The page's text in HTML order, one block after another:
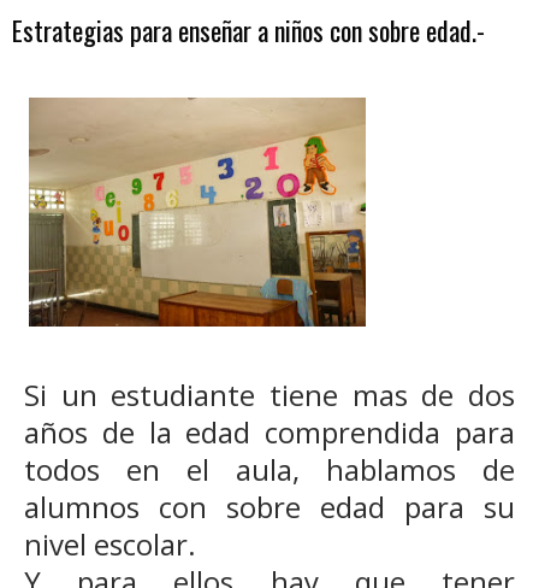
Estrategias para enseñar a niños con sobre edad.-
Si un estudiante tiene mas de dos
años de la edad comprendida para
todos en el aula, hablamos de
alumnos con sobre edad para su
nivel escolar.